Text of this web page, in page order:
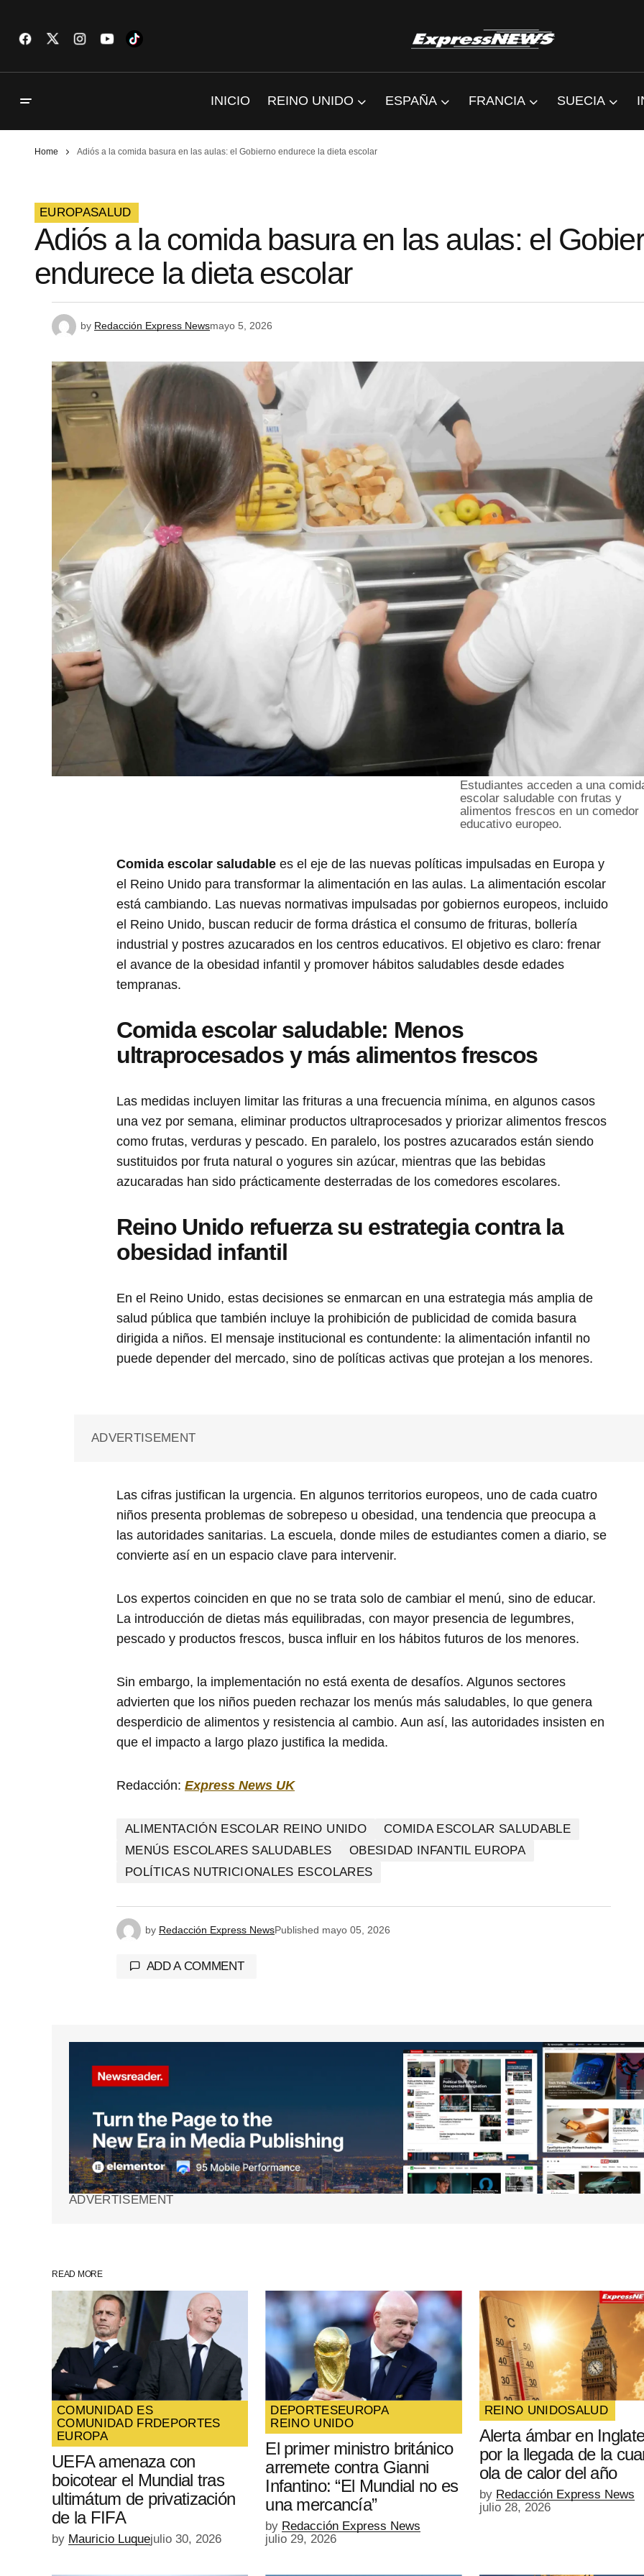
INICIO REINO UNIDO ESPAÑA FRANCIA SUECIA
Home Adiós a la comida basura en las aulas: el Gobierno endurece la dieta escolar
EUROPASALUD
Adiós a la comida basura en las aulas: el
endurece la dieta escolar
by Redacción Express Newsmayo 5, 2026
Estudiantes acceden a una
escolar saludable con frutas y
alimentos frescos en un comedor
educativo europeo.
Comida escolar saludable es el eje de las nuevas políticas impulsadas en Europa y
el Reino Unido para transformar la alimentación en las aulas. La alimentación escolar
está cambiando. Las nuevas normativas impulsadas por gobiernos europeos, incluido
el Reino Unido, buscan reducir de forma drástica el consumo de frituras, bollería
industrial y postres azucarados en los centros educativos. El objetivo es claro: frenar
el avance de la obesidad infantil y promover hábitos saludables desde edades
tempranas.
Comida escolar saludable: Menos
ultraprocesados y más alimentos frescos
Las medidas incluyen limitar las frituras a una frecuencia mínima, en algunos casos
una vez por semana, eliminar productos ultraprocesados y priorizar alimentos frescos
como frutas, verduras y pescado. En paralelo, los postres azucarados están siendo
sustituidos por fruta natural o yogures sin azúcar, mientras que las bebidas
azucaradas han sido prácticamente desterradas de los comedores escolares.
Reino Unido refuerza su estrategia contra la
obesidad infantil
En el Reino Unido, estas decisiones se enmarcan en una estrategia más amplia de
salud pública que también incluye la prohibición de publicidad de comida basura
dirigida a niños. El mensaje institucional es contundente: la alimentación infantil no
puede depender del mercado, sino de políticas activas que protejan a los menores.
ADVERTISEMENT
Las cifras justifican la urgencia. En algunos territorios europeos, uno de cada cuatro
niños presenta problemas de sobrepeso u obesidad, una tendencia que preocupa a
las autoridades sanitarias. La escuela, donde miles de estudiantes comen a diario, se
convierte así en un espacio clave para intervenir.
Los expertos coinciden en que no se trata solo de cambiar el menú, sino de educar.
La introducción de dietas más equilibradas, con mayor presencia de legumbres,
pescado y productos frescos, busca influir en los hábitos futuros de los menores.
Sin embargo, la implementación no está exenta de desafíos. Algunos sectores
advierten que los niños pueden rechazar los menús más saludables, lo que genera
desperdicio de alimentos y resistencia al cambio. Aun así, las autoridades insisten en
que el impacto a largo plazo justifica la medida.
Redacción: Express News UK
ALIMENTACIÓN ESCOLAR REINO UNIDO
COMIDA ESCOLAR SALUDABLE
MENÚS ESCOLARES SALUDABLES
OBESIDAD INFANTIL EUROPA
POLÍTICAS NUTRICIONALES ESCOLARES
by Redacción Express NewsPublished mayo 05, 2026
ADD A COMMENT
Comment
Your Name* Your E-mail*
ADVERTISEMENT
READ MORE
COMUNIDAD ES
COMUNIDAD FRDEPORTES
EUROPA
UEFA amenaza con
boicotear el Mundial tras
ultimátum de privatización
de la FIFA
by Mauricio Luquejulio 30, 2026
DEPORTESEUROPA
REINO UNIDO
El primer ministro británico
arremete contra Gianni
Infantino: “El Mundial no es
una mercancía”
by Redacción Express News
julio 29, 2026
REINO UNIDOSALUD
Alerta ámbar en
por la llegada de la
ola de calor del año
by Redacción Express News
julio 28, 2026